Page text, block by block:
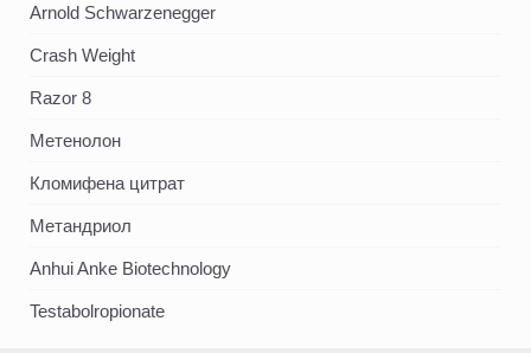
Arnold Schwarzenegger
Crash Weight
Razor 8
Метенолон
Кломифена цитрат
Метандриол
Anhui Anke Biotechnology
Testabolropionate